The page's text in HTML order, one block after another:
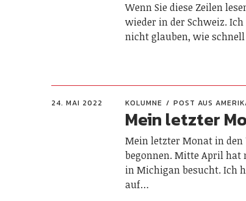
Wenn Sie diese Zeilen
wieder in der Schweiz.
nicht glauben, wie
24. MAI 2022 KOLUMNE POST AUS
Mein letzter
Mein letzter Monat in den
begonnen. Mitte April hat
in Michigan besucht. Ich
auf…